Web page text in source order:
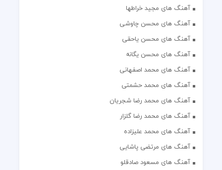
آهنگ های مجید خراطها
آهنگ های محسن چاوشی
آهنگ های محسن یاحقی
آهنگ های محسن یگانه
آهنگ های محمد اصفهانی
آهنگ های محمد حشمتی
آهنگ های محمد رضا شجریان
آهنگ های محمد رضا گلزار
آهنگ های محمد علیزاده
آهنگ های مرتضی پاشایی
آهنگ های مسعود صادقلو